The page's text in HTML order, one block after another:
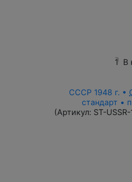
1 В
СССР 1948 г. •
стандарт •
(Артикул: ST-